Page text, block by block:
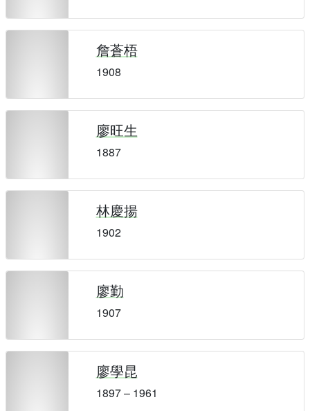
詹蒼梧
1908
廖旺生
1887
林慶揚
1902
廖勤
1907
廖學昆
1897 – 1961